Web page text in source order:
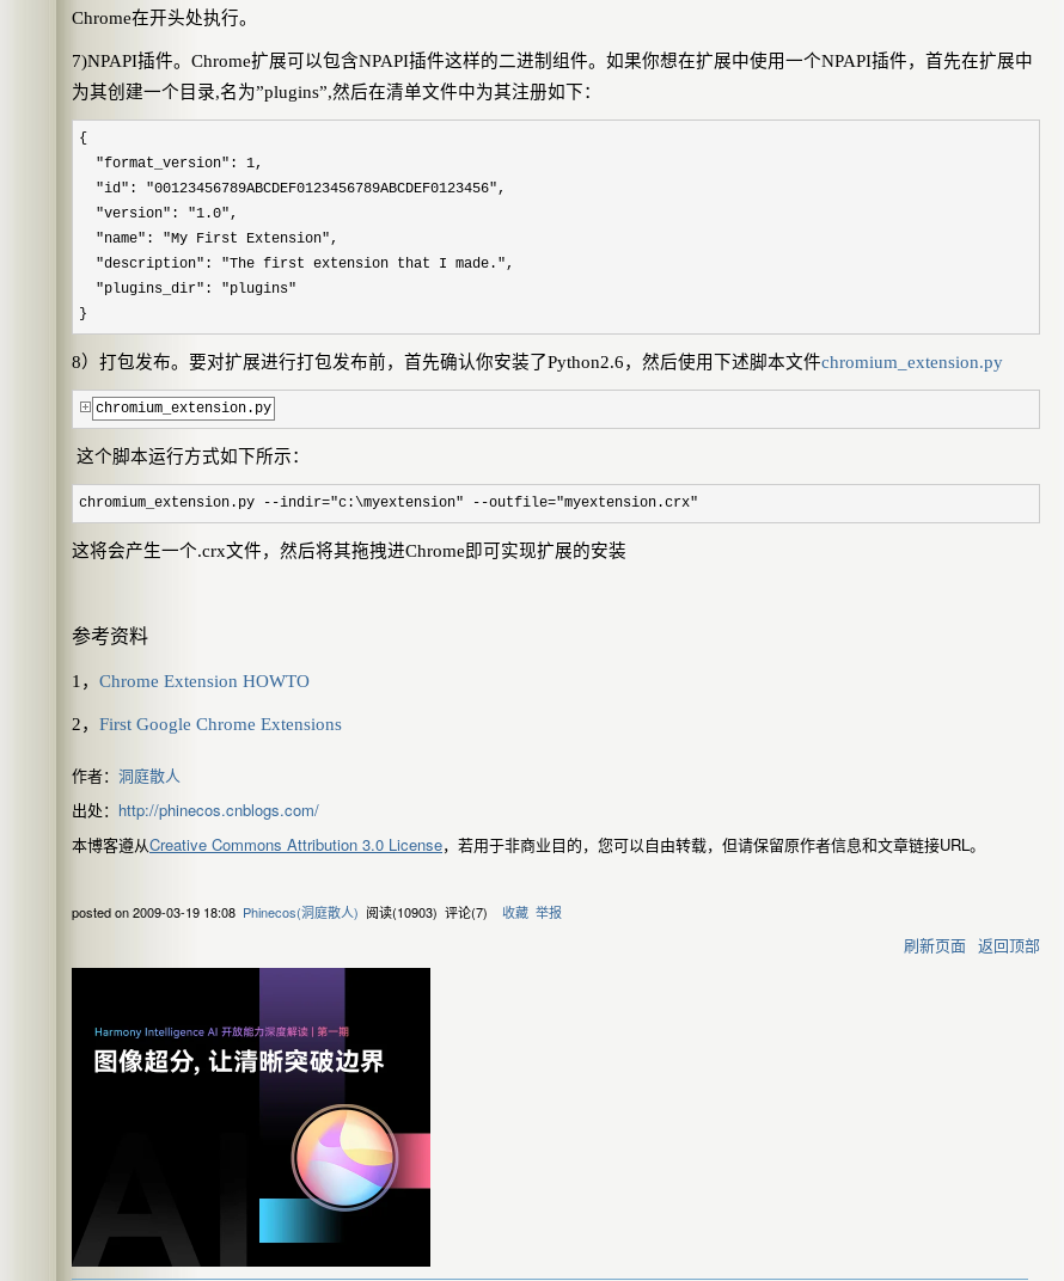
Chrome在开头处执行。
7)NPAPI插件。 Chrome扩展可以包含NPAPI插件这样的二进制组件。如果你想在扩展中使用一个NPAPI插件，首先在扩展中
为其创建一个目录,名为”plugins”,然后在清单文件中为其注册如下：
{
"format_version": 1,
"id": "00123456789ABCDEF0123456789ABCDEF0123456",
"version": "1.0",
"name": "My First Extension",
"description": "The first extension that I made.",
"plugins_dir": "plugins"
}
8）打包发布。要对扩展进行打包发布前，首先确认你安装了Python2.6，然后使用下述脚本文件chromium_extension.py
chromium_extension.py
这个脚本运行方式如下所示：
chromium_extension.py --indir="c:\myextension" --outfile="myextension.crx"
这将会产生一个.crx文件，然后将其拖拽进Chrome即可实现扩展的安装
参考资料
1 ， Chrome Extension HOWTO
2， First Google Chrome Extensions
作者： 洞庭散人
出处： http://phinecos.cnblogs.com/
本博客遵从Creative Commons Attribution 3.0 License，若用于非商业目的，您可以自由转载，但请保留原作者信息和文章链接URL。
posted on2009-03-19 18:08 Phinecos(洞庭散人) 阅读(10903) 评论(7) 收藏 举报
刷新页面 返回顶部